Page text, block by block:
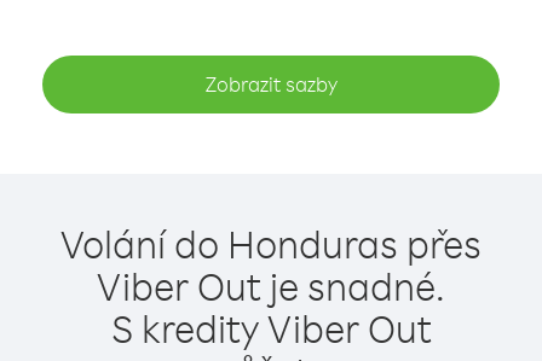
Zobrazit sazby
Volání do Honduras přes
Viber Out je snadné.
S kredity Viber Out